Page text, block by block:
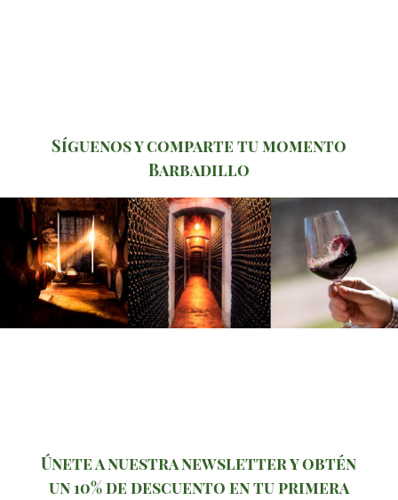
Síguenos y comparte tu momento
Barbadillo
Únete a nuestra newsletter y obtén
un 10% de descuento en tu primera